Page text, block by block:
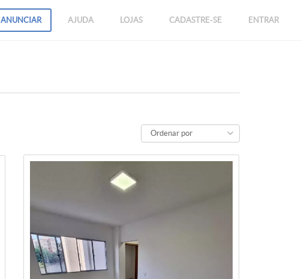
ANUNCIAR AJUDA LOJAS CADASTRE-SE ENTRAR
Ordenar por